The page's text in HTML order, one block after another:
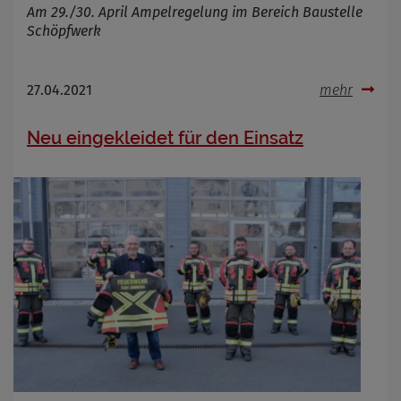
Am 29./30. April Ampelregelung im Bereich Baustelle
Schöpfwerk
27.04.2021 mehr
Neu eingekleidet für den Einsatz